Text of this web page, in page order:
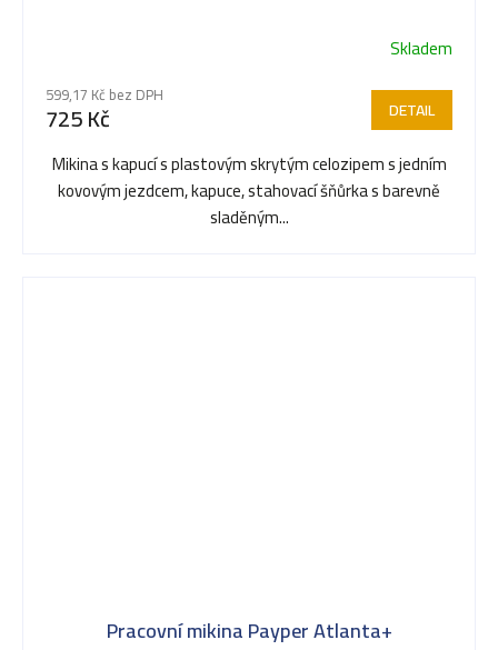
Skladem
599,17 Kč bez DPH
725 Kč DETAIL
Mikina s kapucí s plastovým skrytým celozipem s jedním
kovovým jezdcem, kapuce, stahovací šňůrka s barevně
sladěným...
Pracovní mikina Payper Atlanta+